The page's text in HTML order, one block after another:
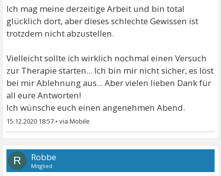
musst!
weiter bis zum Knall..
oder die Hände deiner Kinder, deines Mannes,
buddl1,
Ich mag meine derzeitige Arbeit und bin total
glücklich dort, aber dieses schlechte Gewissen ist
trotzdem nicht abzustellen.
Vielleicht sollte ich wirklich nochmal einen Versuch
zur Therapie starten... Ich bin mir nicht sicher, es löst
bei mir Ablehnung aus... Aber vielen lieben Dank für
all eure Antworten!
Ich wünsche euch einen angenehmen Abend.
15.12.2020 18:57 •
R Robbe
Mitglied